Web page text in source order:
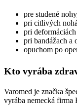
pre studené
pri citlivých
pri
pri bandážach a
opuchom po
Kto vyrába
Varomed je značka
vyrába nemecká firma